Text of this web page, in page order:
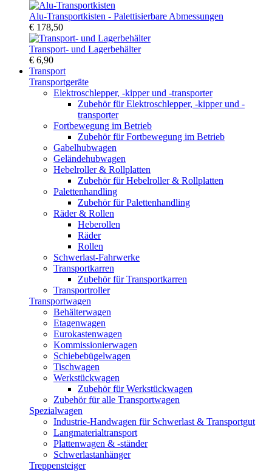
Alu-Transportkisten - Palettisierbare Abmessungen
€ 178,50
Transport- und Lagerbehälter
€ 6,90
Transport
Transportgeräte
Elektroschlepper, -kipper und -transporter
Zubehör für Elektroschlepper, -kipper und -
transporter
Fortbewegung im Betrieb
Zubehör für Fortbewegung im Betrieb
Gabelhubwagen
Geländehubwagen
Hebelroller & Rollplatten
Zubehör für Hebelroller & Rollplatten
Palettenhandling
Zubehör für Palettenhandling
Räder & Rollen
Heberollen
Räder
Rollen
Schwerlast-Fahrwerke
Transportkarren
Zubehör für Transportkarren
Transportroller
Transportwagen
Behälterwagen
Etagenwagen
Eurokastenwagen
Kommissionierwagen
Schiebebügelwagen
Tischwagen
Werkstückwagen
Zubehör für Werkstückwagen
Zubehör für alle Transportwagen
Spezialwagen
Industrie-Handwagen für Schwerlast & Transportgut
Langmaterialtransport
Plattenwagen & -ständer
Schwerlastanhänger
Treppensteiger